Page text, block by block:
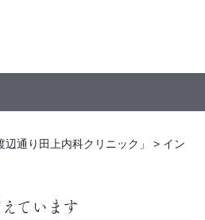
通り田上内科クリニック」 > イン
ています